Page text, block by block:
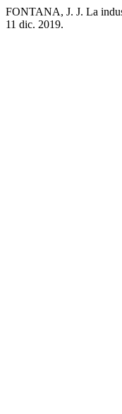
FONTANA, J. J. La
11 dic. 2019.